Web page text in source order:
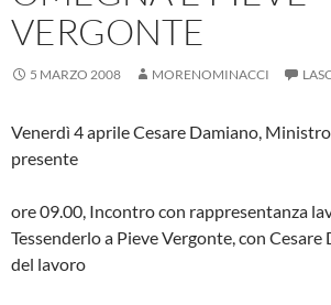
VERGONTE
5 MARZO 2008 MORENOMINACCI
Venerdì 4 aprile Cesare Damiano, Ministro
presente
ore 09.00, Incontro con rappresentanza
Tessenderlo a Pieve Vergonte, con
del lavoro